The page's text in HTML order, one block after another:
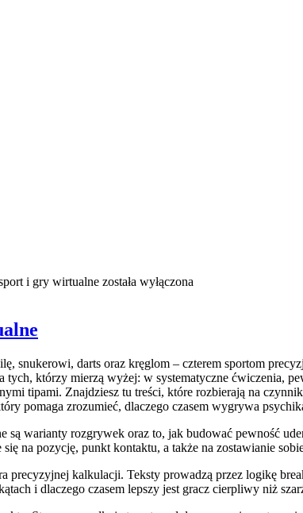
i gry wirtualne została wyłączona
snukerowi, darts oraz kręglom – czterem sportom
tych, którzy mierzą wyżej: w systematyczne ćwiczenia,
tipami. Znajdziesz tu treści, które rozbierają na
pomaga zrozumieć, dlaczego czasem wygrywa
są warianty rozgrywek oraz to, jak budować pewność
na pozycję, punkt kontaktu, a także na zostawianie
precyzyjnej kalkulacji. Teksty prowadzą przez logikę
i dlaczego czasem lepszy jest gracz cierpliwy niż